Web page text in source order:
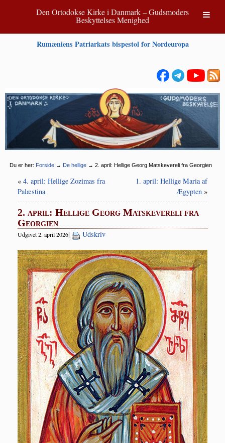
Den Ortodokse Kirke i Danmark – Gudsmoders
Beskyttelses Menighed
Rumæniens Patriarkats bispestol for Nordeuropa
Du er her: Forside → De hellige → 2. april: Hellige Georg Matskevereli fra Georgien
« 4. april: Hellige Zozimas fra
Palæstina
1. april: Hellige Maria af
Ægypten »
2. april: Hellige Georg Matskevereli fra
Georgien
Udgivet 2. april 2026| Udskriv